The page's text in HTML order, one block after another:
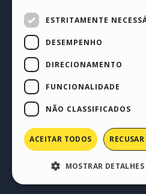
Comunidade
Websites de
Copyright © 2026
Este site contém
terceiros em conexão
ESTRITAMENTE
DESEMPENHO
DIRECIONAMENTO
FUNCIONALIDADE
NÃO CLASSIFICADOS
ACEITAR TODOS
MOSTRAR DETALHES